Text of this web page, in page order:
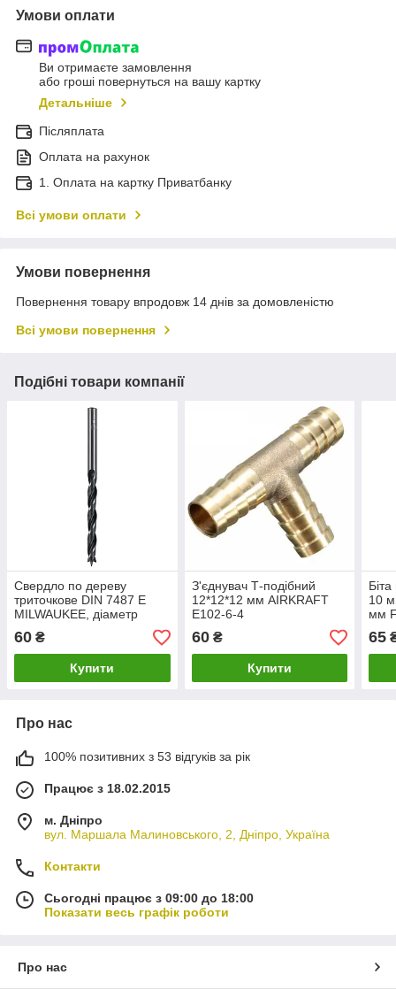
Умови оплати
Ви отримаєте замовлення
або гроші повернуться на вашу картку
Детальніше
Післяплата
Оплата на рахунок
1. Оплата на картку Приватбанку
Всі умови оплати
Умови повернення
Повернення товару впродовж 14 днів за домовленістю
Всі умови повернення
Подібні товари компанії
Свердло по дереву
триточкове DIN 7487 E
MILWAUKEE, діаметр
60 ₴
Купити
З'єднувач Т-подібний
12*12*12 мм AIRKRAFT
E102-6-4
60₴
Купити
10
мм
65
Про нас
100% позитивних з 53 відгуків за рік
Працює з 18.02.2015
м. Дніпро
вул. Маршала Малиновського, 2, Дніпро, Україна
Контакти
Сьогодні працює з 09:00 до 18:00
Показати весь графік роботи
Про нас